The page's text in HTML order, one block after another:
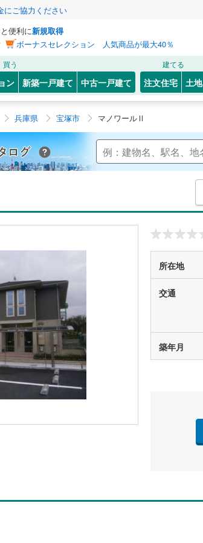
にご協力ください
便利に新規取得
ボーナスセレクション 人気商品が最大40％
買う
ン 新築一戸建て 中古一戸建て
建てる
注文住宅 土地
兵庫県 宝塚市 マノワールⅡ
Yahoo!不動産 マンションカタログ
所在地
交通
築年月